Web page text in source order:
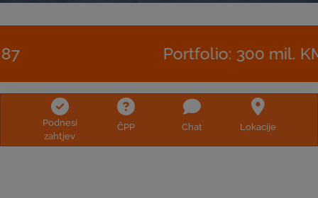
Portfolio: 300 mil. KM
Podnesi
zahtjev
ČPP Chat Lokacije